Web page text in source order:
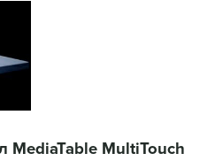
MediaTable MultiTouch